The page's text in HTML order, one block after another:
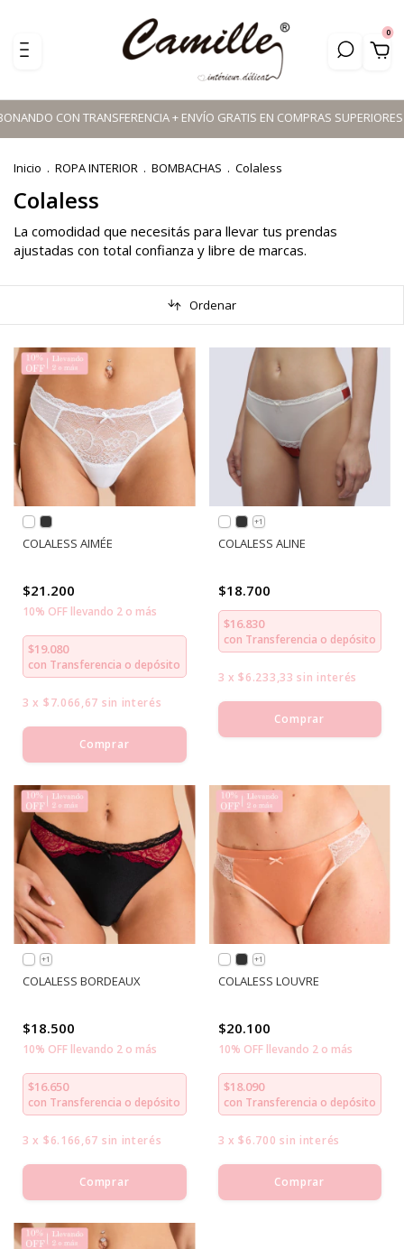
0
CON TRANSFERENCIA + ENVÍO GRATIS EN COMPRAS SUPERIORES
Inicio . ROPA INTERIOR . BOMBACHAS . Colaless
Colaless
La comodidad que necesitás para llevar tus prendas
ajustadas con total confianza y libre de marcas.
Ordenar
COLALESS AIMÉE
$21.200
10% OFF llevando 2 o más
$19.080
con Transferencia o depósito
3 x $7.066,67 sin interés
Comprar
+1
COLALESS ALINE
$18.700
$16.830
con Transferencia o depósito
3 x$6.233,33 sin interés
Comprar
+1
COLALESS BORDEAUX
$18.500
10% OFF llevando 2 o más
$16.650
con Transferencia o depósito
3 x $6.166,67 sin interés
Comprar
+1
COLALESS LOUVRE
$20.100
10% OFF llevando 2 o más
$18.090
con Transferencia o depósito
3 x$6.700 sin interés
Comprar